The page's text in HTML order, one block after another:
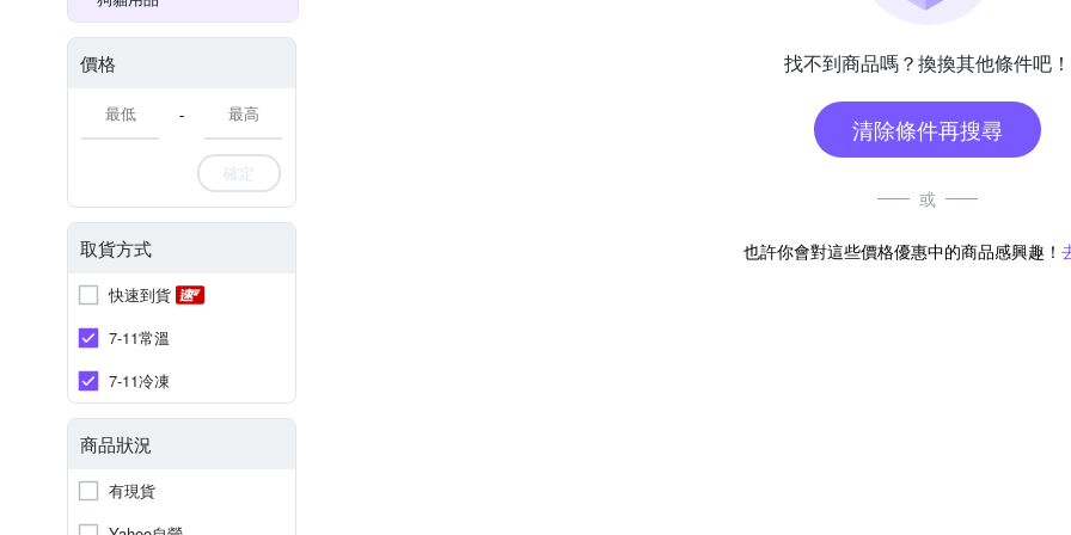
價格
-
確定
取貨方式
快速到貨
7-11常溫
7-11冷凍
商品狀況
有現貨
找不到商品嗎？換換其他條件吧！
清除條件再搜尋
或
也許你會對這些價格優惠中的商品感興趣！